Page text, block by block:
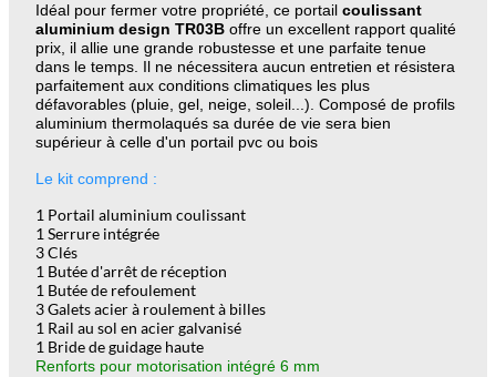
Idéal pour fermer votre propriété , ce portail coulissant
aluminium design TR03B offre un excellent rapport qualité
prix, il allie une grande robustesse et une parfaite tenue
dans le temps. Il ne nécessitera aucun entretien et résistera
parfaitement aux conditions climatiques les plus
défavorables (pluie, gel, neige, soleil...). Composé de profils
aluminium thermolaqués sa durée de vie sera bien
supérieur à celle d'un portail pvc ou bois
Le kit comprend :
1 Portail aluminium coulissant
1 Serrure intégrée
3 Clés
1 Butée d'arrêt de réception
1 Butée de refoulement
3 Galets acier à roulement à billes
1 Rail au sol en acier galvanisé
1 Bride de guidage haute
Renforts pour motorisation intégré 6 mm